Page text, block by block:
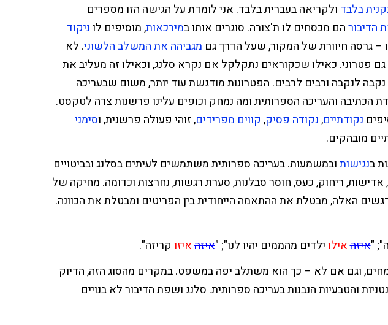
בלבד ולקריאה בעברית בלבד. אני לומדת על הגישה הזו מספרים
הדיבורהם מכסחים לו ת'צורה. סוגרים אותו במירכאות, מוסיפים לוניקוד
– גרסה חיוורת של המקור, שעל הדרך גם מגביהה את המשלב הלשוני. לא
פטרוני. כאילו שכקוראים נתקלקל אם נקרא סלנג, וכאילו זה מעליב את
לנקבה ורבים לרבים. הפטרונות מודגשת עוד יותר, משום שבעריכה
הכתיבה והעריכה הספרותית ומה נמחק וכופים עלינו פרשנות צרה לטקסט.
נקודתיים,נקודה פסיק, קווים מפרידים, זוהי פעולה פרשנית, וסימני
מובהקים.
בנגישותובמשמעות. בעריכה ספרותית משתמשים לעיתים בסלנג ובביטויים
אדישות, ריחוק, כעס, חוסר סבלנות, סערת רגשות, נחרצות וכדומה. מחיקה של
האלה, מבטלת את ההתאמה הייחודית בין הפריטים ומבטלת את הכוונה.
"איזהאילוילדים מהממים יהיו לנו"; "איזהאיזו קריזה".
וגם אם לא – כך הוא משתלב יפה במשפט. במקרים מהסוג הזה, הדיוק
והטבעיות הנבנות בעריכה ספרותית. סלנג ושפת הדיבור לא בנויים